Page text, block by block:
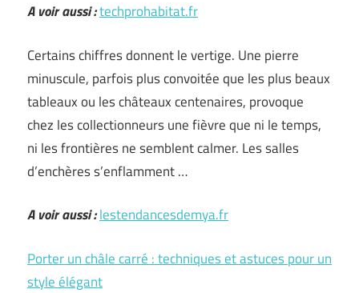
A voir aussi :techprohabitat.fr
Certains chiffres donnent le vertige. Une pierre
minuscule, parfois plus convoitée que les plus beaux
tableaux ou les châteaux centenaires, provoque
chez les collectionneurs une fièvre que ni le temps,
ni les frontières ne semblent calmer. Les salles
d’enchères s’enflamment …
A voir aussi :lestendancesdemya.fr
Porter un châle carré : techniques et astuces pour un
style élégant